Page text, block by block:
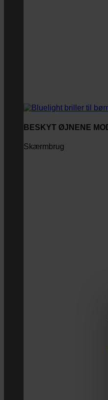
BESKYT ØJNENE
Skærmbrug